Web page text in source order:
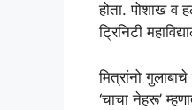
होता. पोशाख व
ट्रिनिटी
मित्रांनो
‘चाचा नेहरू’